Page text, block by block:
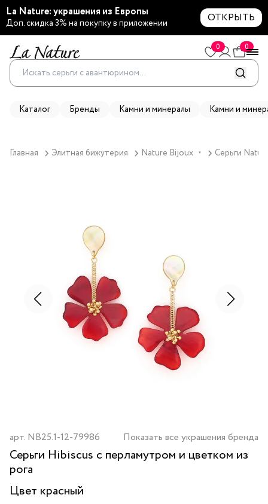
La Nature: украшения из Европы
Доп. скидка 3% на покупку в приложении ОТКРЫТЬ
0 0
Каталог Бренды Камни и минералы Камни и
Главная Элитная бижутерия Nature Bijoux ▼ Серьги
арт. NB25.1-12-79986 Показать все украшения бренда
Серьги Hibiscus с перламутром и цветком из
рога
Цвет красный